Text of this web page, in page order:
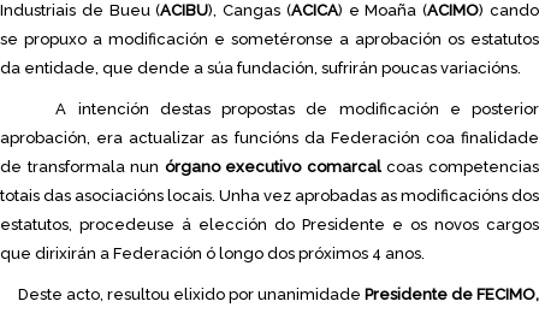
Industriais de Bueu (ACIBU), Cangas (ACICA) e Moaña (ACIMO) cando
se propuxo a modificación e sometéronse a aprobación os estatutos
da entidade, que dende a súa fundación, sufrirán poucas variacións.
A intención destas propostas de modificación e posterior
aprobación, era actualizar as funcións da Federación coa finalidade
de transformala nun órgano executivo comarcalcoas competencias
totais das asociacións locais. Unha vez aprobadas as modificacións dos
estatutos, procedeuse á elección do Presidente e os novos cargos
que dirixirán a Federación ó longo dos próximos 4 anos.
Deste acto, resultou elixido por unanimidade Presidente de FECIMO,